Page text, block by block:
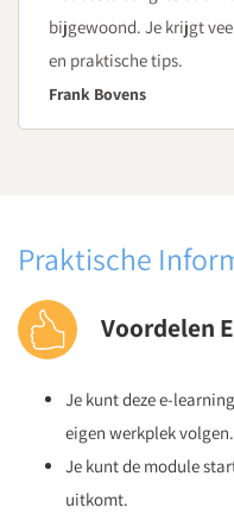
bijgewoond. Je krijgt
en praktische tips.
Frank Bovens
Praktische
Voordelen
Je kunt deze e-
eigen werkplek volgen.
Je kunt de module
uitkomt.